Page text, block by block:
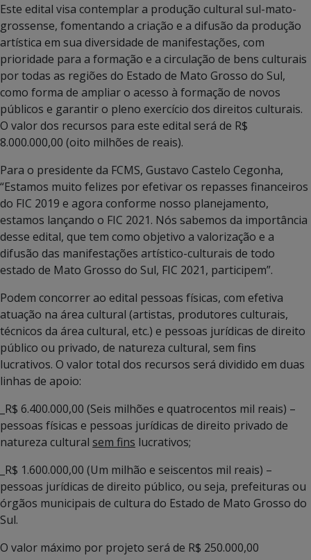
Este edital visa contemplar a produção cultural sul-mato-
grossense, fomentando a criação e a difusão da produção
artística em sua diversidade de manifestações, com
prioridade para a formação e a circulação de bens culturais
por todas as regiões do Estado de Mato Grosso do Sul,
como forma de ampliar o acesso à formação de novos
públicos e garantir o pleno exercício dos direitos culturais.
O valor dos recursos para este edital será de R$
8.000.000,00 (oito milhões de reais).
Para o presidente da FCMS, Gustavo Castelo Cegonha,
“Estamos muito felizes por efetivar os repasses financeiros
do FIC 2019 e agora conforme nosso planejamento,
estamos lançando o FIC 2021. Nós sabemos da importância
desse edital, que tem como objetivo a valorização e a
difusão das manifestações artístico-culturais de todo
estado de Mato Grosso do Sul, FIC 2021, participem”.
Podem concorrer ao edital pessoas físicas, com efetiva
atuação na área cultural (artistas, produtores culturais,
técnicos da área cultural, etc.) e pessoas jurídicas de direito
público ou privado, de natureza cultural, sem fins
lucrativos. O valor total dos recursos será dividido em duas
linhas de apoio:
_R$ 6.400.000,00 (Seis milhões e quatrocentos mil reais) –
pessoas físicas e pessoas jurídicas de direito privado de
natureza cultural sem fins lucrativos;
_R$ 1.600.000,00 (Um milhão e seiscentos mil reais) –
pessoas jurídicas de direito público, ou seja, prefeituras ou
órgãos municipais de cultura do Estado de Mato Grosso do
Sul.
O valor máximo por projeto será de R$ 250.000,00